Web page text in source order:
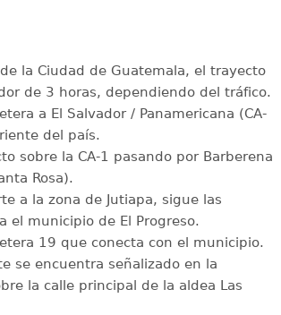
la Ciudad de Guatemala, el trayecto
de 3 horas, dependiendo del tráfico.
a El Salvador / Panamericana (CA-
del país.
sobre la CA-1 pasando por Barberena
Rosa).
a la zona de Jutiapa, sigue las
el municipio de El Progreso.
19 que conecta con el municipio.
se encuentra señalizado en la
la calle principal de la aldea Las